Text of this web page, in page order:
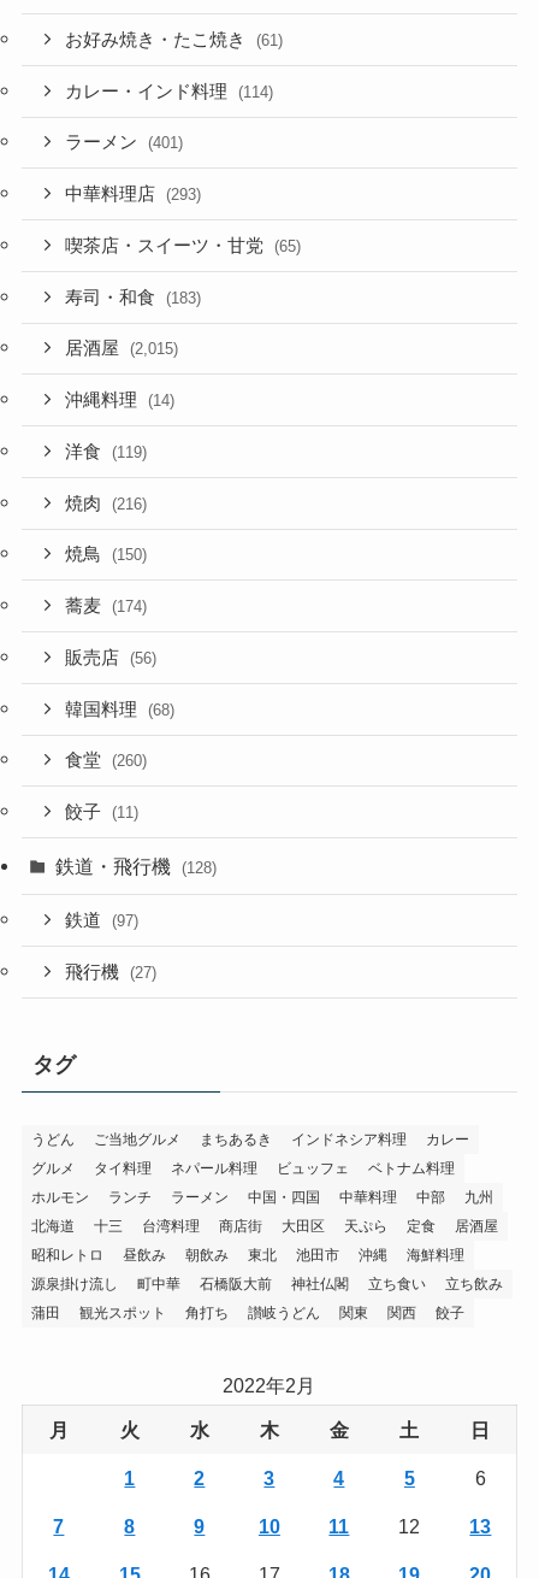
お好み焼き・たこ焼き (61)
カレー・インド料理 (114)
ラーメン (401)
中華料理店 (293)
喫茶店・スイーツ・甘党 (65)
寿司・和食 (183)
居酒屋 (2,015)
沖縄料理 (14)
洋食 (119)
焼肉 (216)
焼鳥 (150)
蕎麦 (174)
販売店 (56)
韓国料理 (68)
食堂 (260)
餃子 (11)
鉄道・飛行機 (128)
鉄道 (97)
飛行機 (27)
タグ
うどん ご当地グルメ まちあるき インドネシア料理
カレー
グルメ
タイ料理 ネパール料理 ビュッフェ
ベトナム料理
ホルモン
ランチ ラーメン 中国・四国 中華料理 中部
九州
北海道
十三 台湾料理 商店街 大田区 天ぷら 定食
居酒屋
昭和レトロ
昼飲み 朝飲み 東北 池田市 沖縄
海鮮料理
源泉掛け流し
町中華 石橋阪大前 神社仏閣 立ち食い
立ち飲み
蒲田
観光スポット 角打ち 讃岐うどん 関東 関西 餃子
2022年2月
月 火 水 木 金 土 日
1 2 3 4 5 6
7 8 9 10 11 12 13